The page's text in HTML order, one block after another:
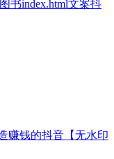
图书index.html文案抖